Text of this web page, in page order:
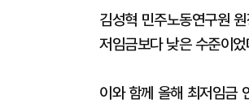
김성혁 민주노동연구원
저임금보다 낮은 수준이었
이와 함께 올해 최저임금